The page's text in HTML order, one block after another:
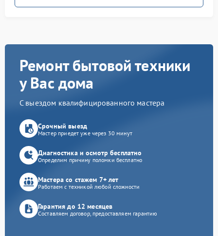
Ремонт бытовой техники
у Вас дома
С выездом квалифицированного мастера
Срочный выезд
Мастер приедет уже через 30 минут
Диагностика и осмотр бесплатно
Определим причину поломки бесплатно
Мастера со стажем 7+ лет
Работаем с техникой любой сложности
Гарантия до 12 месяцев
Составляем договор, предоставляем гарантию